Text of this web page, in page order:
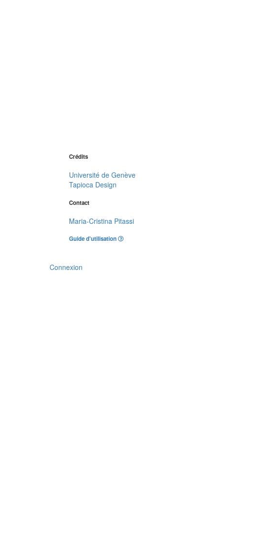
Crédits
Université de Genève
Tapioca Design
Contact
Maria-Cristina Pitassi
Guide d'utilisation
Connexion